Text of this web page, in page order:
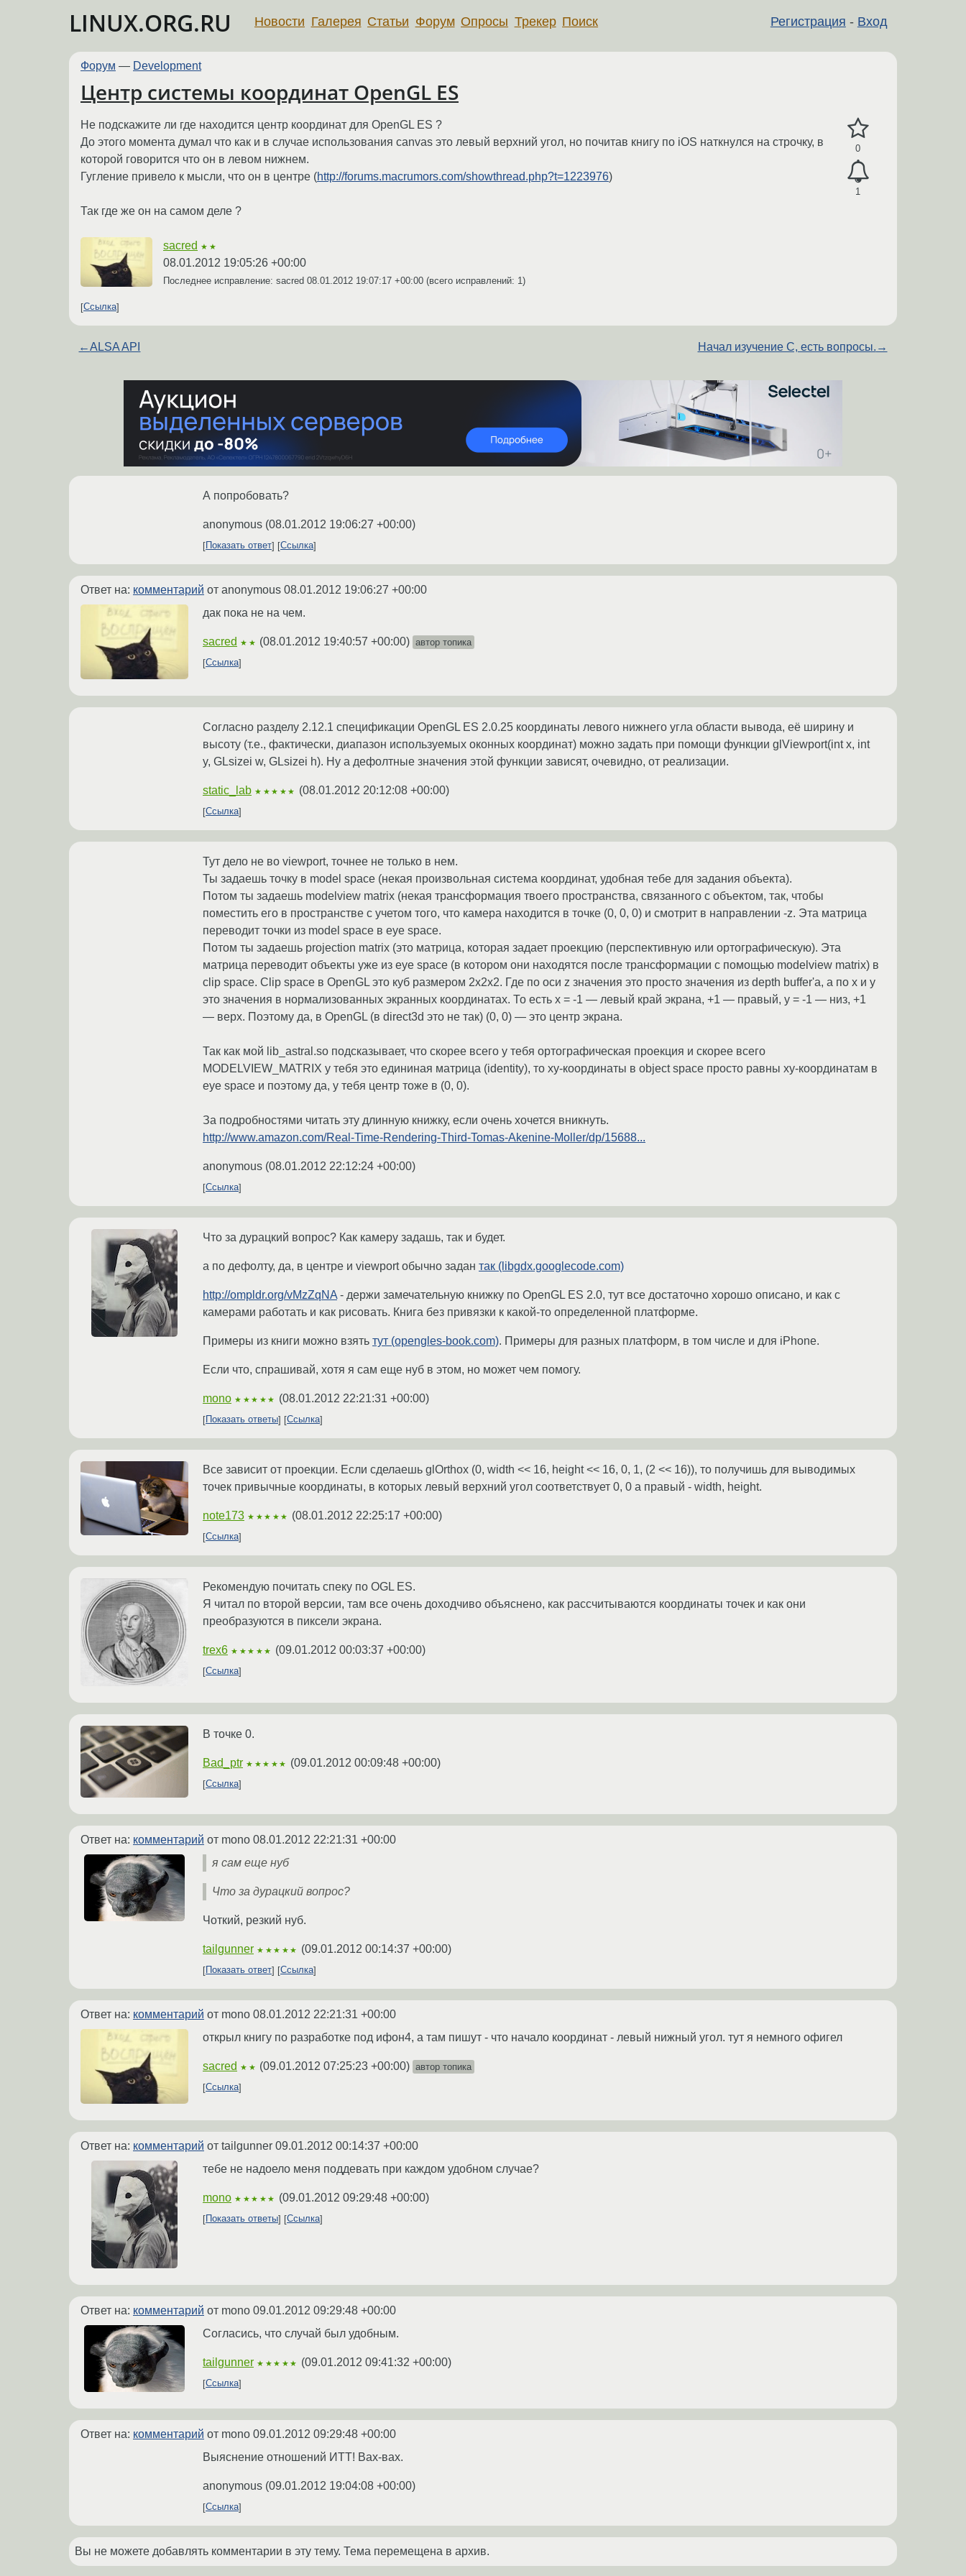
LINUX.ORG.RU Регистрация - Вход
Новости Галерея Статьи Форум Опросы Трекер Поиск
Форум — Development
Центр системы координат OpenGL ES
0
1
Не подскажите ли где находится центр координат для OpenGL ES ?
До этого момента думал что как и в случае использования canvas это левый верхний угол, но почитав книгу по iOS наткнулся на строчку, в
которой говорится что он в левом нижнем.
Гугление привело к мысли, что он в центре (http://forums.macrumors.com/showthread.php?t=1223976)
Так где же он на самом деле ?
sacred ★★
08.01.2012 19:05:26 +00:00
Последнее исправление: sacred 08.01.2012 19:07:17 +00:00 (всего исправлений: 1)
Ссылка
←ALSA API Начал изучение С, есть вопросы. →
А попробовать?
anonymous (08.01.2012 19:06:27 +00:00)
Показать ответ Ссылка
Ответ на: комментарий от anonymous 08.01.2012 19:06:27 +00:00
дак пока не на чем.
sacred ★★ (08.01.2012 19:40:57 +00:00) автор топика
Ссылка
Согласно разделу 2.12.1 спецификации OpenGL ES 2.0.25 координаты левого нижнего угла области вывода, её ширину и
высоту (т.е., фактически, диапазон используемых оконных координат) можно задать при помощи функции glViewport(int x, int
y, GLsizei w, GLsizei h). Ну а дефолтные значения этой функции зависят, очевидно, от реализации.
static_lab ★★★★★ (08.01.2012 20:12:08 +00:00)
Ссылка
Тут дело не во viewport, точнее не только в нем.
Ты задаешь точку в model space (некая произвольная система координат, удобная тебе для задания объекта).
Потом ты задаешь modelview matrix (некая трансформация твоего пространства, связанного с объектом, так, чтобы
поместить его в пространстве с учетом того, что камера находится в точке (0, 0, 0) и смотрит в направлении -z. Эта матрица
переводит точки из model space в eye space.
Потом ты задаешь projection matrix (это матрица, которая задает проекцию (перспективную или ортографическую). Эта
матрица переводит объекты уже из eye space (в котором они находятся после трансформации с помощью modelview matrix) в
clip space. Clip space в OpenGL это куб размером 2x2x2. Где по оси z значения это просто значения из depth buffer'а, а по x и y
это значения в нормализованных экранных координатах. То есть x = -1 — левый край экрана, +1 — правый, y = -1 — низ, +1
— верх. Поэтому да, в OpenGL (в direct3d это не так) (0, 0) — это центр экрана.
Так как мой lib_astral.so подсказывает, что скорее всего у тебя ортографическая проекция и скорее всего
MODELVIEW_MATRIX у тебя это едининая матрица (identity), то xy-координаты в object space просто равны xy-координатам в
eye space и поэтому да, у тебя центр тоже в (0, 0).
За подробностями читать эту длинную книжку, если очень хочется вникнуть.
http://www.amazon.com/Real-Time-Rendering-Third-Tomas-Akenine-Moller/dp/15688...
anonymous (08.01.2012 22:12:24 +00:00)
Ссылка
Что за дурацкий вопрос? Как камеру задашь, так и будет.
а по дефолту, да, в центре и viewport обычно задан так (libgdx.googlecode.com)
http://ompldr.org/vMzZqNA - держи замечательную книжку по OpenGL ES 2.0, тут все достаточно хорошо описано, и как с
камерами работать и как рисовать. Книга без привязки к какой-то определенной платформе.
Примеры из книги можно взять тут (opengles-book.com). Примеры для разных платформ, в том числе и для iPhone.
Если что, спрашивай, хотя я сам еще нуб в этом, но может чем помогу.
mono ★★★★★ (08.01.2012 22:21:31 +00:00)
Показать ответы Ссылка
Все зависит от проекции. Если сделаешь glOrthox (0, width << 16, height << 16, 0, 1, (2 << 16)), то получишь для выводимых
точек привычные координаты, в которых левый верхний угол соответствует 0, 0 а правый - width, height.
note173 ★★★★★ (08.01.2012 22:25:17 +00:00)
Ссылка
Рекомендую почитать спеку по OGL ES.
Я читал по второй версии, там все очень доходчиво объяснено, как рассчитываются координаты точек и как они
преобразуются в пиксели экрана.
trex6 ★★★★★ (09.01.2012 00:03:37 +00:00)
Ссылка
В точке 0.
Bad_ptr ★★★★★ (09.01.2012 00:09:48 +00:00)
Ссылка
Ответ на: комментарий от mono 08.01.2012 22:21:31 +00:00
я сам еще нуб
Что за дурацкий вопрос?
Чоткий, резкий нуб.
tailgunner ★★★★★ (09.01.2012 00:14:37 +00:00)
Показать ответ Ссылка
Ответ на: комментарий от mono 08.01.2012 22:21:31 +00:00
открыл книгу по разработке под ифон4, а там пишут - что начало координат - левый нижный угол. тут я немного офигел
sacred ★★ (09.01.2012 07:25:23 +00:00) автор топика
Ссылка
Ответ на: комментарий от tailgunner 09.01.2012 00:14:37 +00:00
тебе не надоело меня поддевать при каждом удобном случае?
mono ★★★★★ (09.01.2012 09:29:48 +00:00)
Показать ответы Ссылка
Ответ на: комментарий от mono 09.01.2012 09:29:48 +00:00
Согласись, что случай был удобным.
tailgunner ★★★★★ (09.01.2012 09:41:32 +00:00)
Ссылка
Ответ на: комментарий от mono 09.01.2012 09:29:48 +00:00
Выяснение отношений ИТТ! Вах-вах.
anonymous (09.01.2012 19:04:08 +00:00)
Ссылка
Вы не можете добавлять комментарии в эту тему. Тема перемещена в архив.